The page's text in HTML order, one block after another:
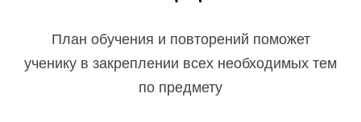
План обучения и повторений поможет
ученику в закреплении всех необходимых тем
по предмету